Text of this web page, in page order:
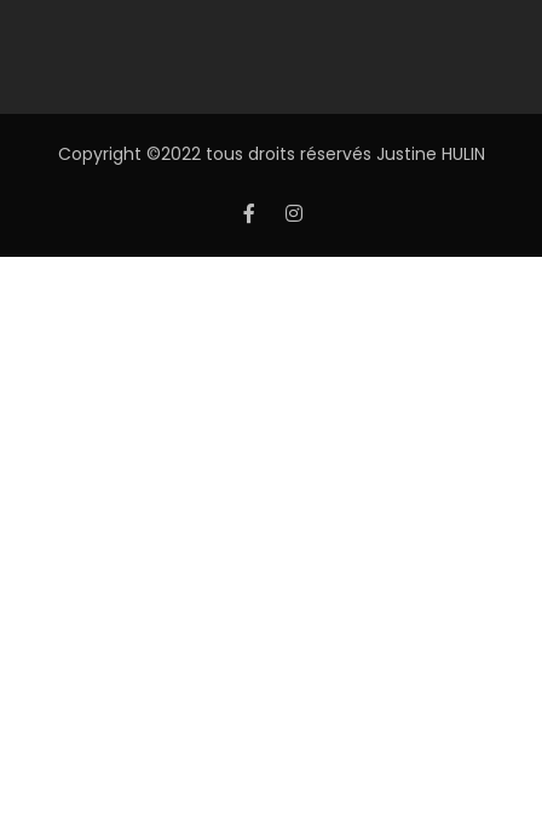
Copyright ©2022 tous droits réservés Justine HULIN